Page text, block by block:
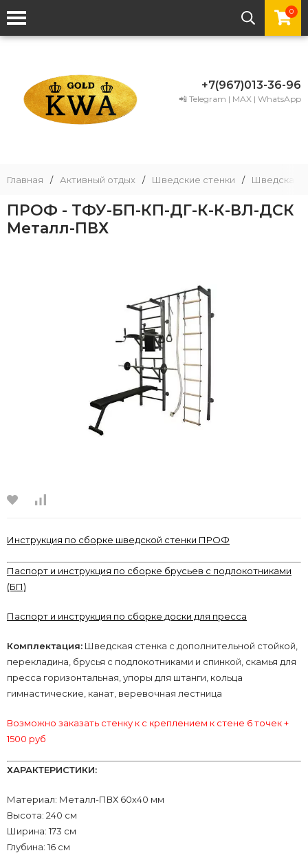
0
+7(967)013-36-96
📲 Telegram | MAX | WhatsApp
Главная / Активный отдых / Шведские стенки / Шведская
ПРОФ - ТФУ-БП-КП-ДГ-К-К-ВЛ-ДСК
Металл-ПВХ
Инструкция по сборке шведской стенки ПРОФ
Паспорт и инструкция по сборке брусьев с подлокотниками
(БП)
Паспорт и инструкция по сборке доски для пресса
Комплектация: Шведская стенка с дополнительной стойкой,
перекладина, брусья с подлокотниками и спинкой, скамья для
пресса горизонтальная, упоры для штанги, кольца
гимнастические, канат, веревочная лестница
Возможно заказать стенку к с креплением к стене 6 точек +
1500 руб
ХАРАКТЕРИСТИКИ:
Материал: Металл-ПВХ 60х40 мм
Высота: 240 см
Ширина: 173 см
Глубина: 16 см